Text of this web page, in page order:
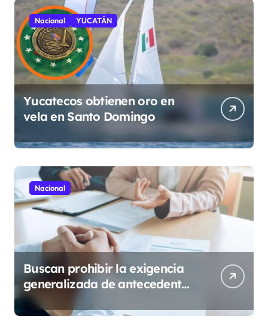
Nacional YUCATÁN
Yucatecos obtienen oro en
vela en Santo Domingo
Nacional
Buscan prohibir la exigencia
generalizada de antecedentes
penales para obtener empleo
en México